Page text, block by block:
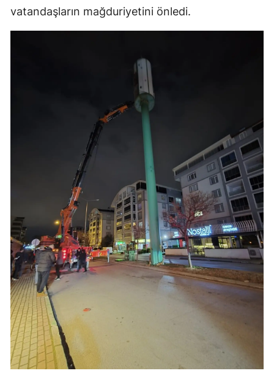
vatandaşların mağduriyetini önledi.